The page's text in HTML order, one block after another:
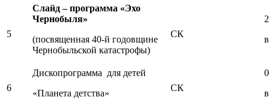
5
Слайд – программа «Эхо
Чернобыля»
(посвященная 40-й годовщине
Чернобыльской катастрофы)
СК
6
Дископрограмма для детей
«Планета детства»
СК